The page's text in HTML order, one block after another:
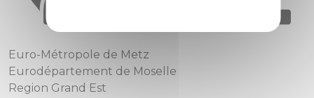
Euro-Métropole de Metz
Eurodépartement de Moselle
Region Grand Est